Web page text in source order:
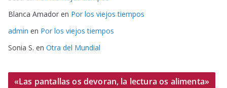
Blanca Amador en Por los viejos tiempos
admin en Por los viejos tiempos
Sonia S. en Otra del Mundial
«Las pantallas os devoran, la lectura os alimenta»